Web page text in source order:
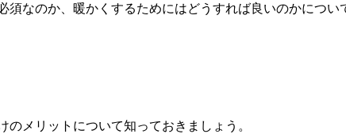
なのか、暖かくするためにはどうすれば良いのかについ
メリットについて知っておきましょう。